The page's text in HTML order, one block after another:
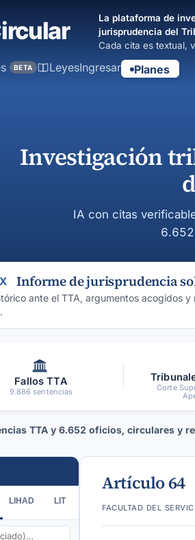
La plataforma de
jurisprudencia del
Cada cita es textual,
Ingresar Planes
BETA Leyes
Investigación
IA con citas
Informe de jurisprudencia
ante el TTA, argumentos acogidos
Fallos TTA
9.886 sentencias
Corte
TTA y 6.652 oficios, circulares y
LIHAD LIT
Artículo 64
facultad del